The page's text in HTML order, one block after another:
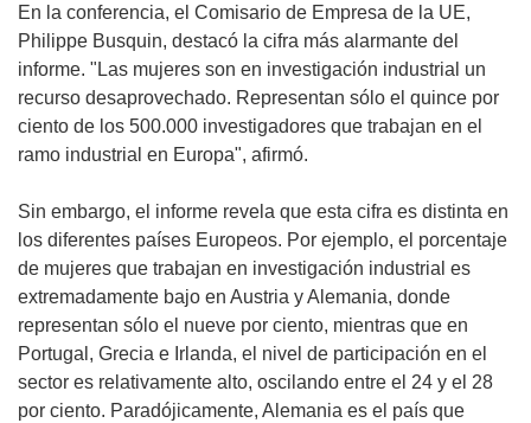
En la conferencia, el Comisario de Empresa de la UE,
Philippe Busquin, destacó la cifra más alarmante del
informe. "Las mujeres son en investigación industrial un
recurso desaprovechado. Representan sólo el quince por
ciento de los 500.000 investigadores que trabajan en el
ramo industrial en Europa", afirmó.
Sin embargo, el informe revela que esta cifra es distinta en
los diferentes países Europeos. Por ejemplo, el porcentaje
de mujeres que trabajan en investigación industrial es
extremadamente bajo en Austria y Alemania, donde
representan sólo el nueve por ciento, mientras que en
Portugal, Grecia e Irlanda, el nivel de participación en el
sector es relativamente alto, oscilando entre el 24 y el 28
por ciento. Paradójicamente, Alemania es el país que